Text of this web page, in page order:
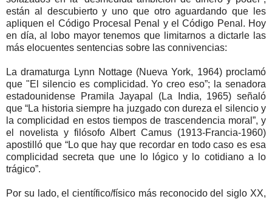
están al descubierto y uno que otro aguardando que les
apliquen el Código Procesal Penal y el Código Penal. Hoy
en día, al lobo mayor tenemos que limitarnos a dictarle las
más elocuentes sentencias sobre las connivencias:
La dramaturga Lynn Nottage (Nueva York, 1964) proclamó
que "El silencio es complicidad. Yo creo eso”; la senadora
estadounidense Pramila Jayapal (La India, 1965) señaló
que “La historia siempre ha juzgado con dureza el silencio y
la complicidad en estos tiempos de trascendencia moral”, y
el novelista y filósofo Albert Camus (1913-Francia-1960)
apostilló que “Lo que hay que recordar en todo caso es esa
complicidad secreta que une lo lógico y lo cotidiano a lo
trágico”.
Por su lado, el científico/físico más reconocido del siglo XX,